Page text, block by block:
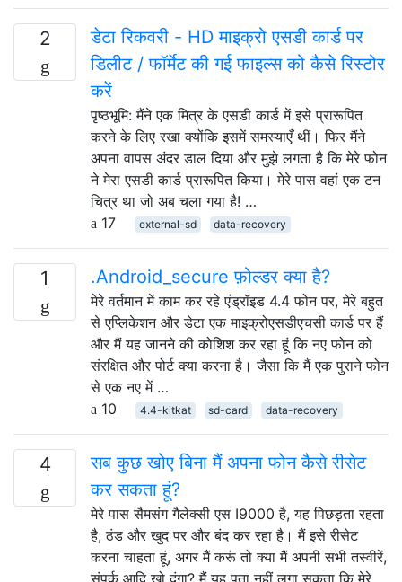
2
डेटा रिकवरी - HD माइक्रो एसडी कार्ड पर
डिलीट / फॉर्मेट की गई फाइल्स को कैसे रिस्टोर
करें
पृष्ठभूमि: मैंने एक मित्र के एसडी कार्ड में इसे प्रारूपित
करने के लिए रखा क्योंकि इसमें समस्याएँ थीं। फिर मैंने
अपना वापस अंदर डाल दिया और मुझे लगता है कि मेरे फोन
ने मेरा एसडी कार्ड प्रारूपित किया। मेरे पास वहां एक टन
चित्र था जो अब चला गया है! …
17
external-sd data-recovery
1 .Android_secure फ़ोल्डर क्या है?
मेरे वर्तमान में काम कर रहे एंड्रॉइड 4.4 फोन पर, मेरे बहुत
से एप्लिकेशन और डेटा एक माइक्रोएसडीएचसी कार्ड पर हैं
और मैं यह जानने की कोशिश कर रहा हूं कि नए फोन को
संरक्षित और पोर्ट क्या करना है। जैसा कि मैं एक पुराने फोन
से एक नए में …
10
4.4-kitkat sd-card data-recovery
4
सब कुछ खोए बिना मैं अपना फोन कैसे रीसेट
कर सकता हूं?
मेरे पास सैमसंग गैलेक्सी एस I9000 है, यह पिछड़ता रहता
है; ठंड और खुद पर और बंद कर रहा है। मैं इसे रीसेट
करना चाहता हूं, अगर मैं करूं तो क्या मैं अपनी सभी तस्वीरें,
संपर्क आदि खो दूंगा? मैं यह पता नहीं लगा सकता कि मेरे